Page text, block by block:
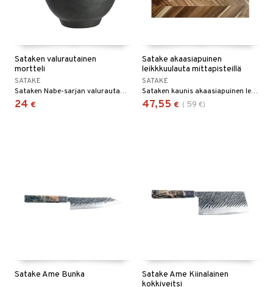
Sataken valurautainen
mortteli
SATAKE
Sataken Nabe-sarjan valurautamortteli.
24 €
Satake akaasiapuinen
leikkkuulauta mittapisteillä
SATAKE
Sataken kaunis akaasiapuinen leikkuulauta mittapisteillä.
47,55 € ( 59 €)
Satake Ame Bunka
Satake Ame Kiinalainen
kokkiveitsi